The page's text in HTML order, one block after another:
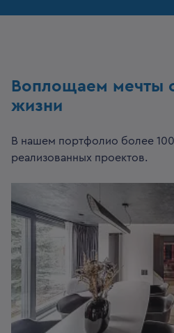
Воплощаем мечты
жизни
В нашем портфолио более
реализованных проектов.